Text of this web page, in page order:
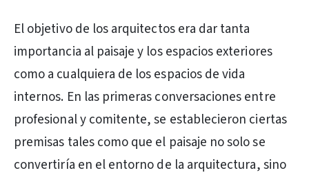
El objetivo de los arquitectos era dar tanta
importancia al paisaje y los espacios exteriores
como a cualquiera de los espacios de vida
internos. En las primeras conversaciones entre
profesional y comitente, se establecieron ciertas
premisas tales como que el paisaje no solo se
convertiría en el entorno de la arquitectura, sino